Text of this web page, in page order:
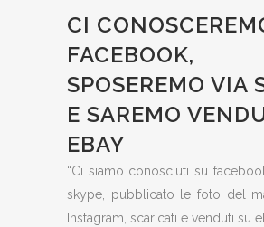
CI
FACEBOOK,
SPOSEREMO VIA
E SAREMO
EBAY
“Ci siamo conosciuti su
skype, pubblicato le foto del
Instagram, scaricati e venduti su